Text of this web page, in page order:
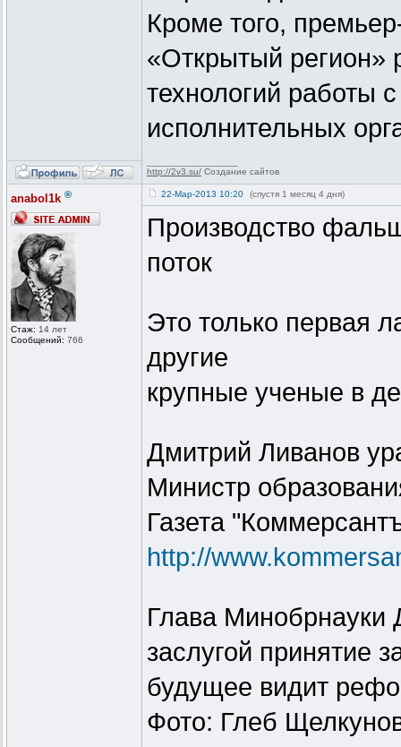
Кроме того,
«Открытый регион»
технологий работы
исполнительных
http://2v3.su/ Создание сайтов
anabol1k ®
Стаж: 14 лет
Сообщений: 766
22-Мар-2013 10:20 (спустя 1 месяц 4 дня)
Производство
поток
Это только первая
другие
крупные ученые в
Дмитрий Ливанов
Министр
Газета
http://
Глава Минобрнауки
заслугой принятие
будущее видит
Фото: Глеб